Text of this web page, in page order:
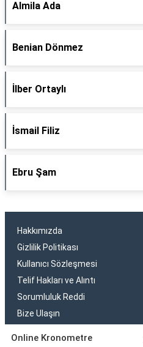
Almila Ada
Benian Dönmez
İlber Ortaylı
İsmail Filiz
Ebru Şam
Hakkımızda
Gizlilik Politikası
Kullanıcı Sözleşmesi
Telif Hakları ve Alıntı
Sorumluluk Reddi
Bize Ulaşın
Online Kronometre